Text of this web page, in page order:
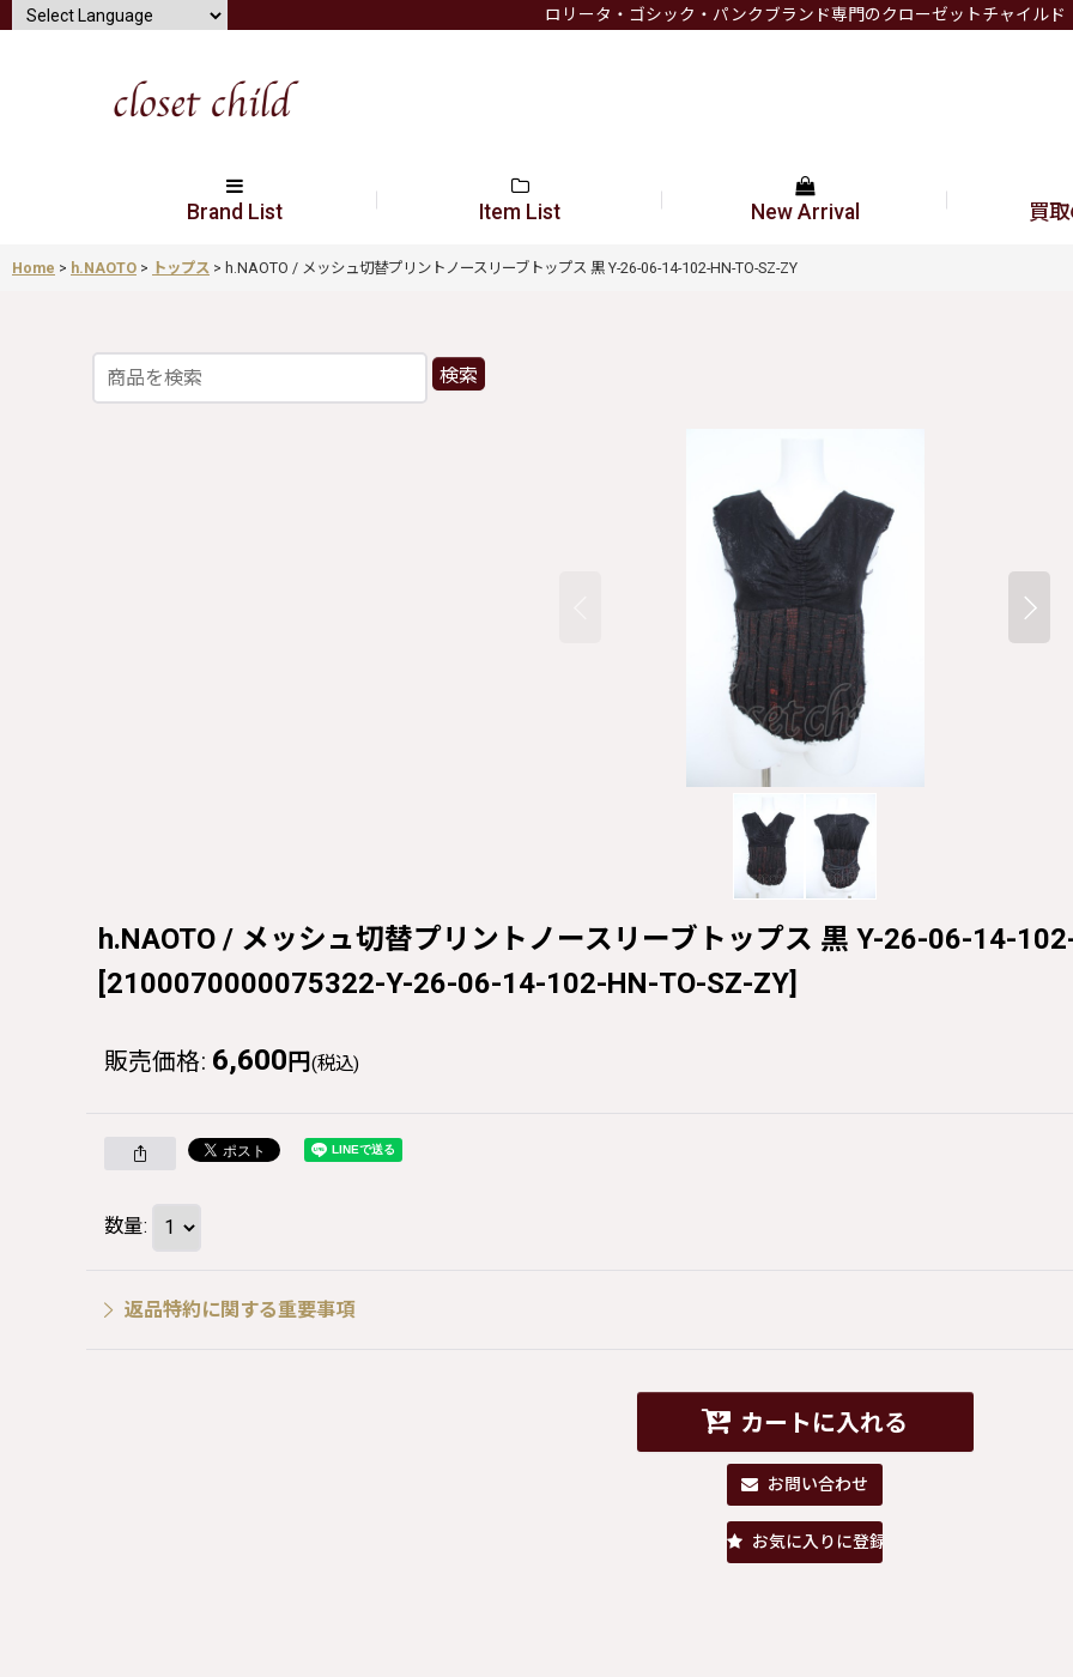
ロリータ・ゴシック・パンクブランド専門のクローゼットチャイルド
Brand List Item List New Arrival 買
Home > h.NAOTO > トップス > h.NAOTO / メッシュ切替プリントノースリーブトップス 黒 Y-26-06-14-102-HN-TO-SZ-ZY
検索
h.NAOTO / メッシュ切替プリントノースリーブトップス 黒 Y-26-06-14-
[2100070000075322-Y-26-06-14-102-HN-TO-SZ-ZY]
販売価格: 6,600 円 (税込)
数量:
返品特約に関する重要事項
カートに入れる
お問い合わせ
お気に入りに登録